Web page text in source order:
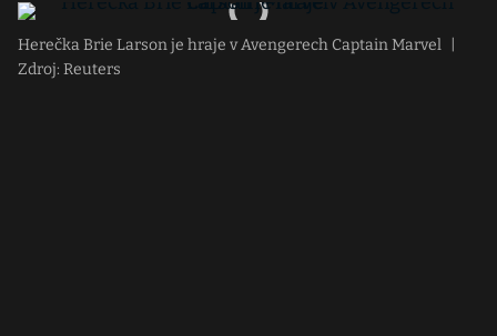
Herečka Brie Larson je hraje v Avengerech Captain Marvel
Zdroj: Reuters